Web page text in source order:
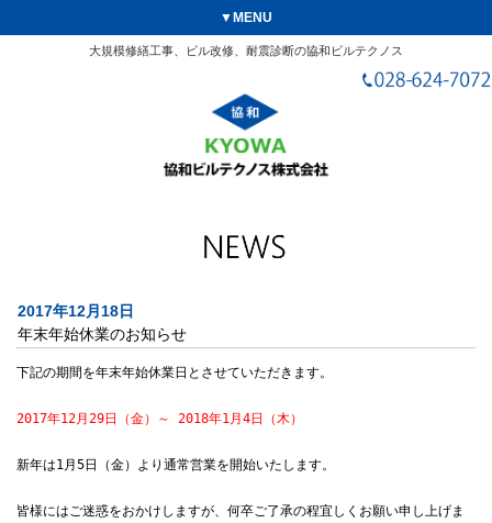
▼MENU
大規模修繕工事、ビル改修、耐震診断の協和ビルテクノス
2017年12月18日
年末年始休業のお知らせ
下記の期間を年末年始休業日とさせていただきます。
2017年12月29日（金）～ 2018年1月4日（木）
新年は1月5日（金）より通常営業を開始いたします。
皆様にはご迷惑をおかけしますが、何卒ご了承の程宜しくお願い申し上げま